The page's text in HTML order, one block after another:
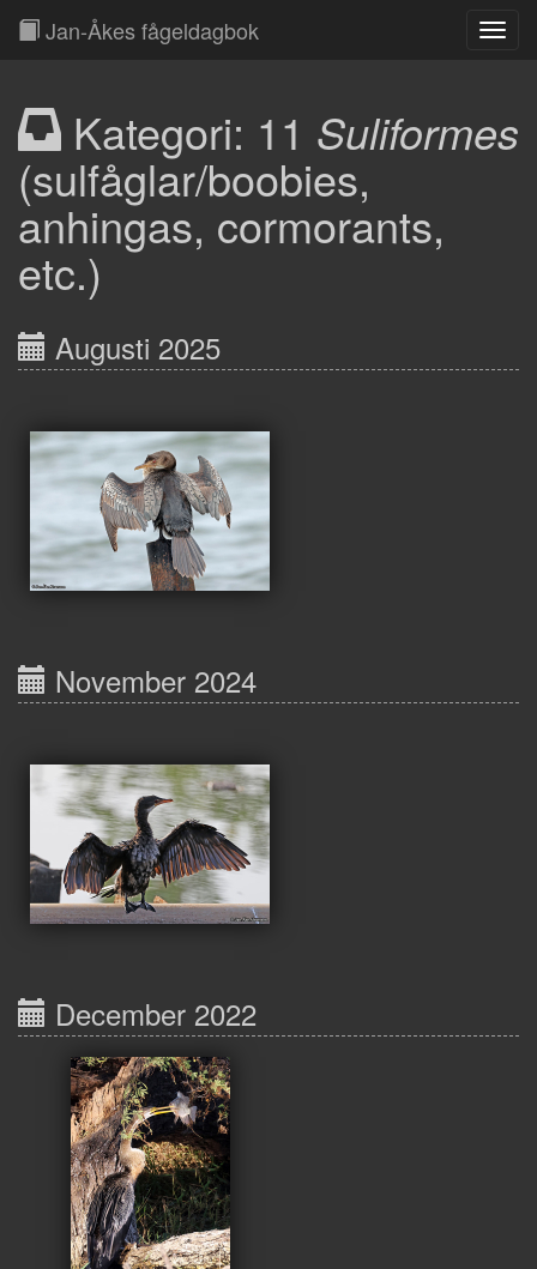
Jan-Åkes fågeldagbok
Kategori: 11 Suliformes
(sulfåglar/boobies,
anhingas, cormorants,
etc.)
Augusti 2025
November 2024
December 2022